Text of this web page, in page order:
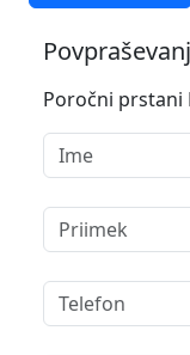
Poročni prstani